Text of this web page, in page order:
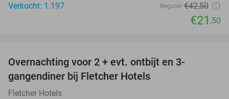
Verkocht: 1.197
Regulier €42,50
€21 ,50
Overnachting voor 2 + evt. ontbijt en 3-
gangendiner bij Fletcher Hotels
Fletcher Hotels